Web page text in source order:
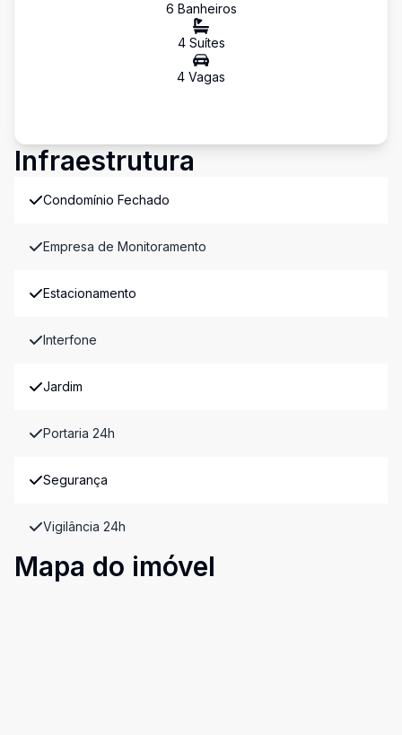
6 Banheiros
4Suítes
4 Vagas
Infraestrutura
Condomínio Fechado
Empresa de Monitoramento
Estacionamento
Interfone
Jardim
Portaria 24h
Segurança
Vigilância 24h
Mapa do imóvel